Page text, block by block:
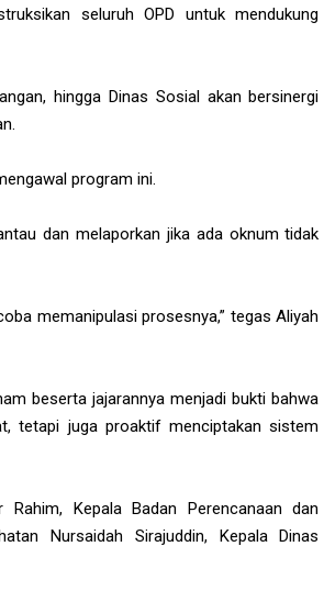
seluruh OPD untuk mendukung
hingga Dinas Sosial akan bersinergi
program ini.
dan melaporkan jika ada oknum tidak
memanipulasi prosesnya,” tegas Aliyah
beserta jajarannya menjadi bukti bahwa
tetapi juga proaktif menciptakan sistem
Kepala Badan Perencanaan dan
Nursaidah Sirajuddin, Kepala Dinas